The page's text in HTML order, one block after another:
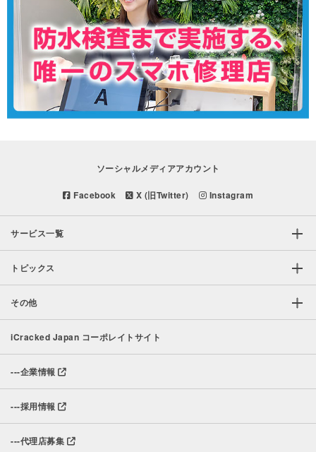
ソーシャルメディアアカウント
Facebook X (旧Twitter) Instagram
サービス一覧
トピックス
その他
iCracked Japan コーポレイトサイト
---企業情報
---採用情報
---代理店募集